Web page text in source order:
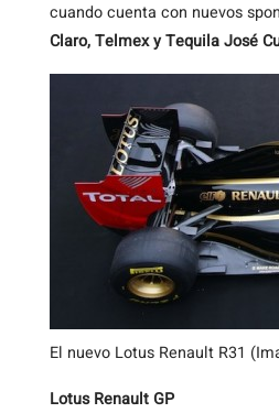
cuando cuenta con nuevos
Claro, Telmex y Tequila José
El nuevo Lotus Renault R31
Lotus Renault GP